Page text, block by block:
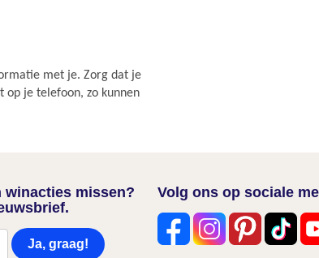
met je. Zorg dat je
op je telefoon, zo kunnen
winacties missen?
Ja, graag!
Volg ons op sociale